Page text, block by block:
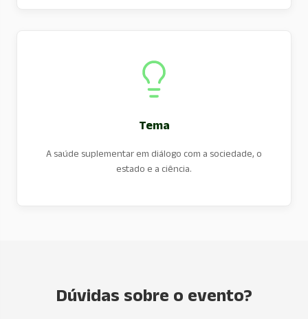
Tema
A saúde suplementar em diálogo com a sociedade, o
estado e a ciência.
Dúvidas sobre o evento?